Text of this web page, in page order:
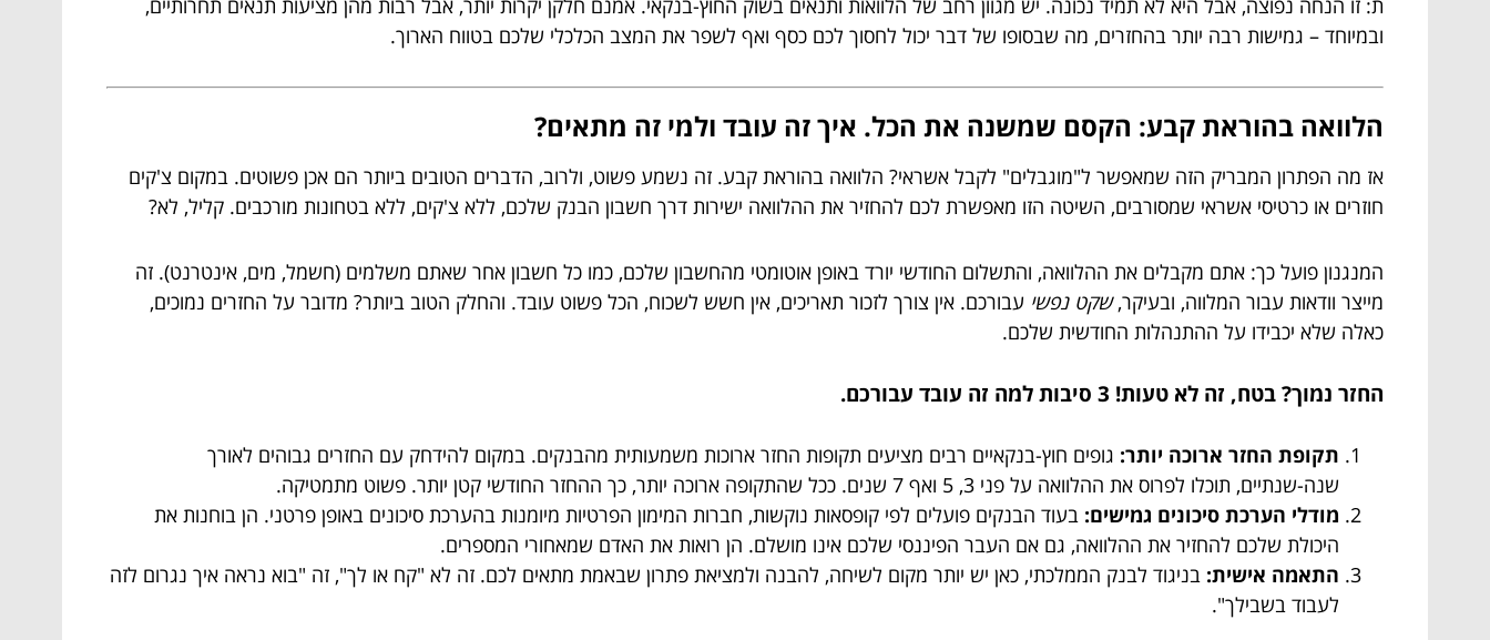
ת: זו הנחה נפוצה, אבל היא לא תמיד נכונה. יש מגוון רחב של הלוואות ותנאים בשוק החוץ-בנקאי. אמנם חלקן יקרות יותר, אבל רבות מהן מציעות תנאים תחרותיים,
ובמיוחד – גמישות רבה יותר בהחזרים, מה שבסופו של דבר יכול לחסוך לכם כסף ואף לשפר את המצב הכלכלי שלכם בטווח הארוך.
הלוואה בהוראת קבע: הקסם שמשנה את הכל. איך זה עובד ולמי זה מתאים?
אז מה הפתרון המבריק הזה שמאפשר ל"מוגבלים" לקבל אשראי? הלוואה בהוראת קבע. זה נשמע פשוט, ולרוב, הדברים הטובים ביותר הם אכן פשוטים. במקום צ'קים
חוזרים או כרטיסי אשראי שמסורבים, השיטה הזו מאפשרת לכם להחזיר את ההלוואה ישירות דרך חשבון הבנק שלכם, ללא צ'קים, ללא בטחונות מורכבים. קליל, לא?
המנגנון פועל כך: אתם מקבלים את ההלוואה, והתשלום החודשי יורד באופן אוטומטי מהחשבון שלכם, כמו כל חשבון אחר שאתם משלמים (חשמל, מים, אינטרנט). זה
מייצר וודאות עבור המלווה, ובעיקר,שקט נפשי עבורכם. אין צורך לזכור תאריכים, אין חשש לשכוח, הכל פשוט עובד. והחלק הטוב ביותר? מדובר על החזרים נמוכים,
כאלה שלא יכבידו על ההתנהלות החודשית שלכם.
החזר נמוך? בטח, זה לא טעות! 3 סיבות למה זה עובד עבורכם.
תקופת החזר ארוכה יותר: גופים חוץ-בנקאיים רבים מציעים תקופות החזר ארוכות משמעותית מהבנקים. במקום להידחק עם החזרים גבוהים לאורך
שנה-שנתיים, תוכלו לפרוס את ההלוואה על פני 3, 5 ואף 7 שנים. ככל שהתקופה ארוכה יותר, כך ההחזר החודשי קטן יותר. פשוט מתמטיקה.
מודלי הערכת סיכונים גמישים: בעוד הבנקים פועלים לפי קופסאות נוקשות, חברות המימון הפרטיות מיומנות בהערכת סיכונים באופן פרטני. הן בוחנות את
היכולת שלכם להחזיר את ההלוואה, גם אם העבר הפיננסי שלכם אינו מושלם. הן רואות את האדם שמאחורי המספרים.
התאמה אישית: בניגוד לבנק הממלכתי, כאן יש יותר מקום לשיחה, להבנה ולמציאת פתרון שבאמת מתאים לכם. זה לא "קח או לך", זה "בוא נראה איך נגרום לזה
לעבוד בשבילך".